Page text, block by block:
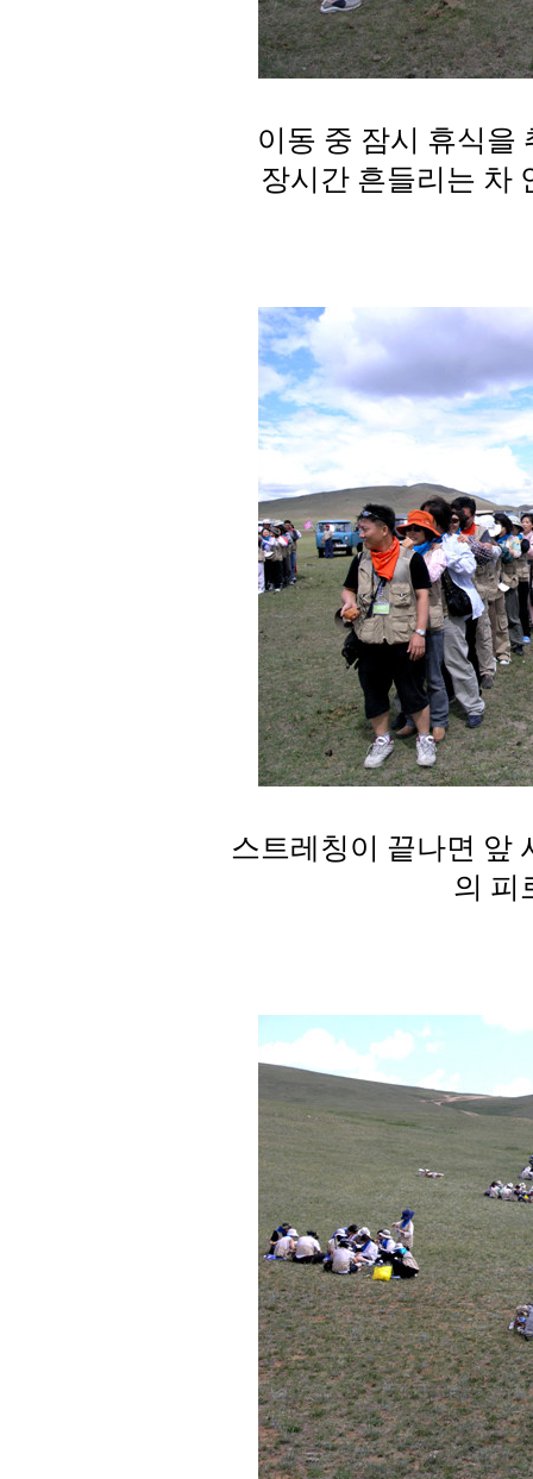
이동 중 잠시 휴식을
장시간 흔들리는 차
스트레칭이 끝나면 앞
의 피